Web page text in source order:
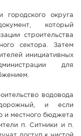
округа
который
строительства
сектора. Затем
инициативных
для
водовода
и если
и местного бюджета
п. Ситники и п.